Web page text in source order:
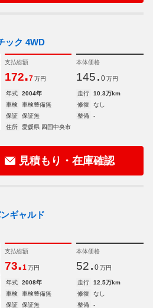
ック 4WD
支払総額
172.7 万円
本体価格
145. 0 万円
年式 2004年 走行
10.3万km
車検
車検整備無 修復
なし
保証
保証無 整備
-
住所
愛媛県 四国中央市
見積もり・在庫確認
ギャルド
支払総額
73.1 万円
本体価格
52. 0 万円
年式 2008年 走行
12.5万km
車検
車検整備無 修復
なし
保証
保証無 整備 -